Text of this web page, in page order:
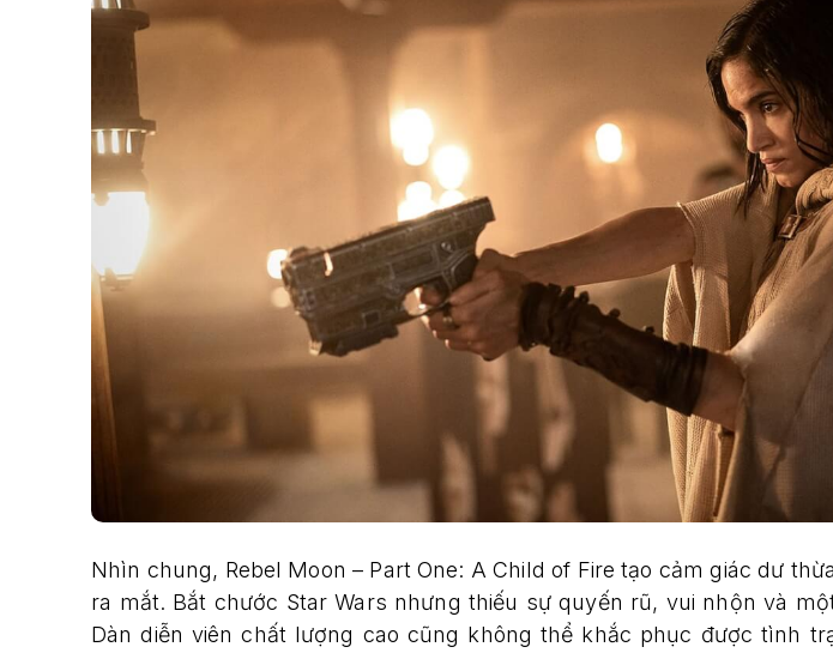
Nhìn chung, Rebel Moon – Part One: A Child of Fire tạo cảm giác dư
ra mắt. Bắt chước Star Wars nhưng thiếu sự quyến rũ, vui nhộn và
Dàn diễn viên chất lượng cao cũng không thể khắc phục được tình